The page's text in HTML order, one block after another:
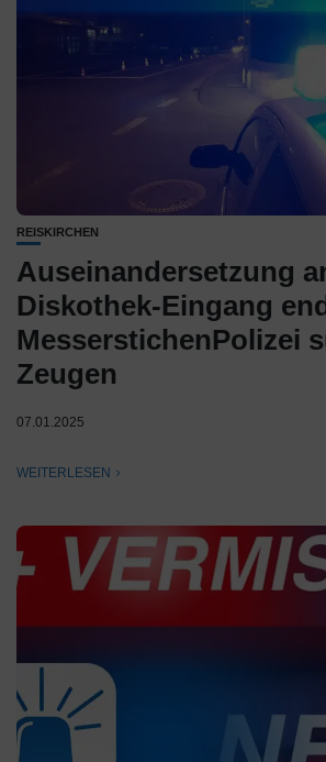
REISKIRCHEN
Auseinandersetzung
Diskothek-Eingang
MesserstichenPolizei
Zeugen
07.01.2025
WEITERLESEN